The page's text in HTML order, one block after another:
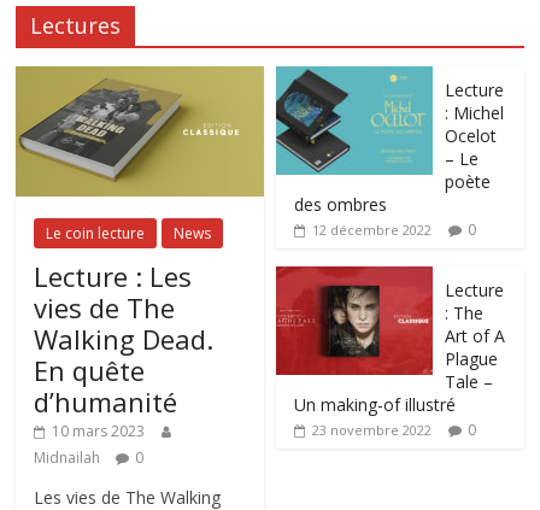
Lectures
Le coin lecture News
Lecture : Les
vies de The
Walking Dead.
En quête
d’humanité
10 mars 2023
Midnailah
0
Les vies de The Walking
Lecture
: Michel
Ocelot
– Le
poète
des ombres
12 décembre 2022 0
Lecture
: The
Art of A
Plague
Tale –
Un making-of illustré
23 novembre 2022 0